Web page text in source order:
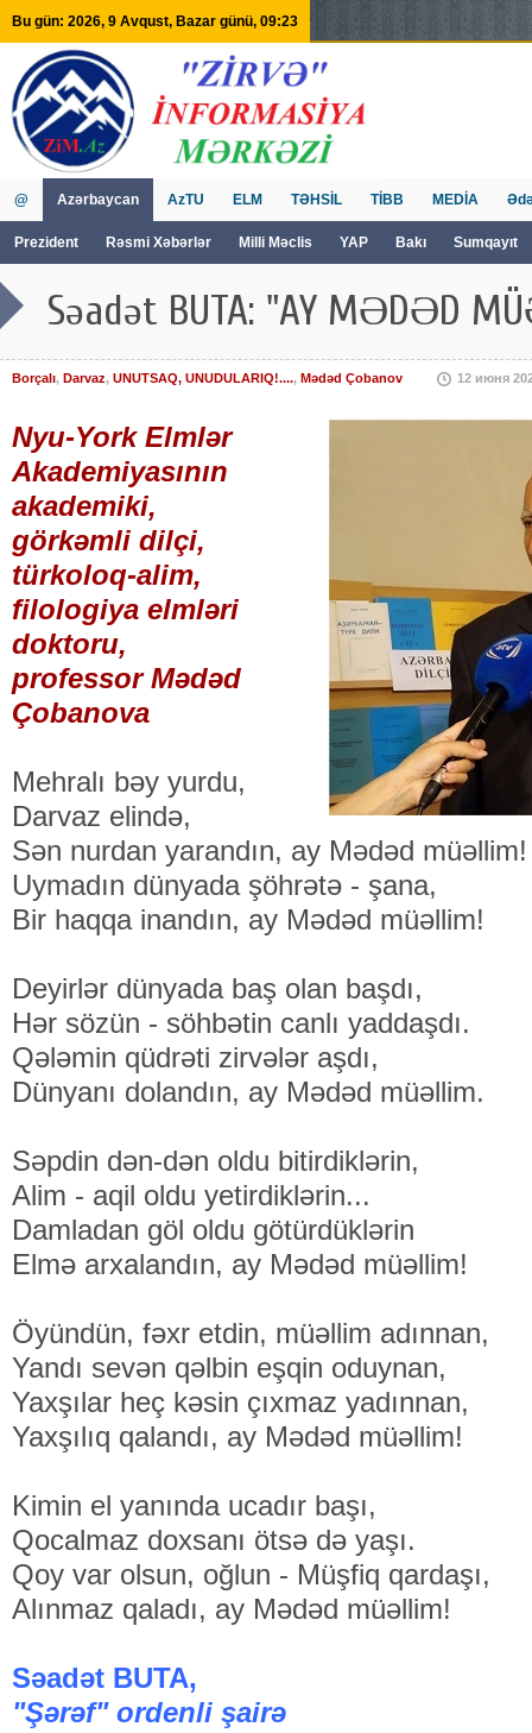
Bu gün: 2026, 9 Avqust, Bazar günü, 09:23
@ Azərbaycan
Prezident Rəsmi Xəbərlər Milli Məclis YAP Bakı Sumqayıt
AzTU ELM TƏHSİL TİBB MEDİA
Səadət BUTA: "AY MƏDƏD
Borçalı, Darvaz, UNUTSAQ, UNUDULARIQ!...., Mədəd Çobanov 12 июня
Nyu-York Elmlər
Akademiyasının
akademiki,
görkəmli dilçi,
türkoloq-alim,
filologiya elmləri
doktoru,
professor Mədəd
Çobanova
Mehralı bəy yurdu,
Darvaz elində,
Sən nurdan yarandın, ay Mədəd müəllim!
Uymadın dünyada şöhrətə - şana,
Bir haqqa inandın, ay Mədəd müəllim!
Deyirlər dünyada baş olan başdı,
Hər sözün - söhbətin canlı yaddaşdı.
Qələmin qüdrəti zirvələr aşdı,
Dünyanı dolandın, ay Mədəd müəllim.
Səpdin dən-dən oldu bitirdiklərin,
Alim - aqil oldu yetirdiklərin...
Damladan göl oldu götürdüklərin
Elmə arxalandın, ay Mədəd müəllim!
Öyündün, fəxr etdin, müəllim adınnan,
Yandı sevən qəlbin eşqin oduynan,
Yaxşılar heç kəsin çıxmaz yadınnan,
Yaxşılıq qalandı, ay Mədəd müəllim!
Kimin el yanında ucadır başı,
Qocalmaz doxsanı ötsə də yaşı.
Qoy var olsun, oğlun - Müşfiq qardaşı,
Alınmaz qaladı, ay Mədəd müəllim!
Səadət BUTA,
"Şərəf" ordenli şairə